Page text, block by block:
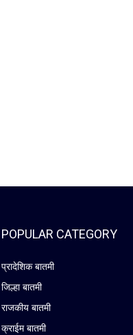
POPULAR CATEGORY
प्रादेशिक बातमी
जिल्हा बातमी
राजकीय बातमी
क्राईम बातमी